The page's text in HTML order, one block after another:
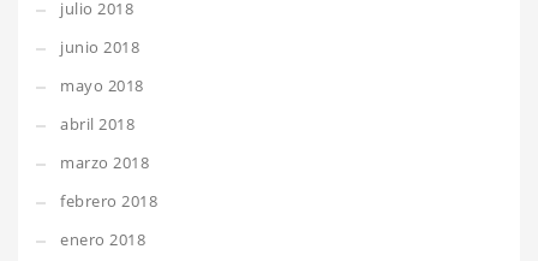
julio 2018
junio 2018
mayo 2018
abril 2018
marzo 2018
febrero 2018
enero 2018